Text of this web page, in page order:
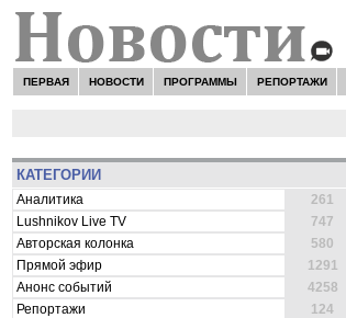
ПЕРВАЯ НОВОСТИ ПРОГРАММЫ РЕПОРТАЖИ
КАТЕГОРИИ
Аналитика
261
Lushnikov Live TV
747
Авторская колонка
580
Прямой эфир
1291
Анонс событий
4258
Репортажи
124